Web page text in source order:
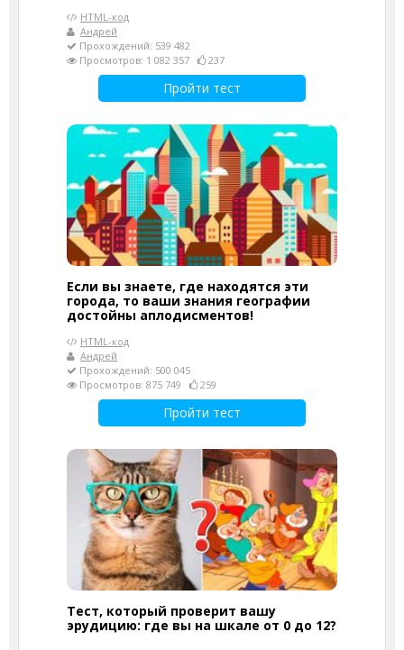
HTML-код
Андрей
Прохождений: 539 482
Просмотров: 1 082 357
237
Пройти тест
Если вы знаете, где находятся эти
города, то ваши знания географии
достойны аплодисментов!
HTML-код
Андрей
Прохождений: 500 045
Просмотров: 875 749
259
Пройти тест
Тест, который проверит вашу
эрудицию: где вы на шкале от 0 до 12?